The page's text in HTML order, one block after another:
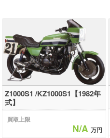
Z1000S1 /KZ1000S1【1982年
式】
買取上限
N/A万円